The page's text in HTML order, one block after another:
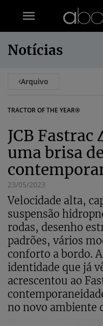
Notícias
Arquivo
TRACTOR OF THE YEAR®
JCB Fastrac
uma brisa de
23/05/2023
Velocidade alta,
suspensão
rodas, desenho
padrões, vários
conforto a bordo.
identidade que já
acrescentou ao
no novo ambiente